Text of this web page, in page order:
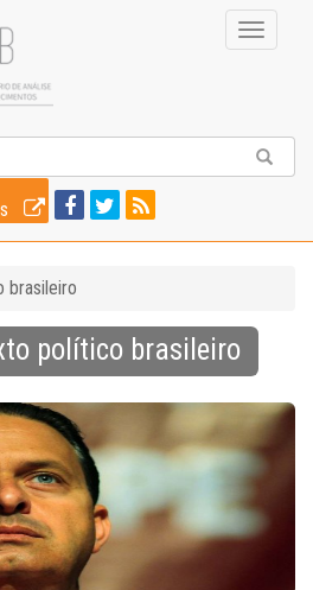
Toggle
brasileiro
político brasileiro